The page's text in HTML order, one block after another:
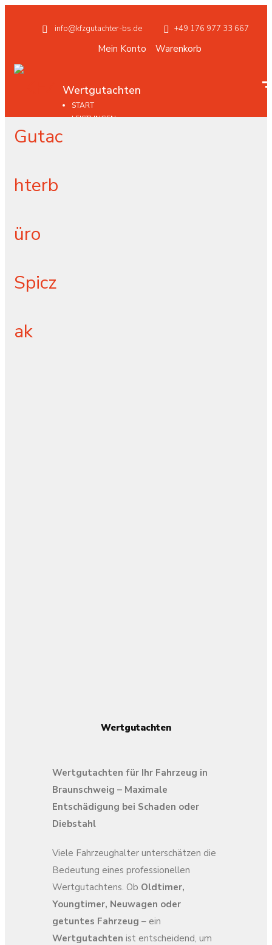
info@kfzgutachter-bs.de +49 176 977 33 667
Mein Konto Warenkorb
Wertgutachten
START
LEISTUNGEN
Wertgutachten
Wertgutachten für Ihr Fahrzeug in
Braunschweig – Maximale
Entschädigung bei Schaden oder
Diebstahl
Viele Fahrzeughalter unterschätzen die
Bedeutung eines professionellen
Wertgutachtens. Ob Oldtimer,
Youngtimer, Neuwagen oder
getuntes Fahrzeug – ein
Wertgutachten ist entscheidend, um